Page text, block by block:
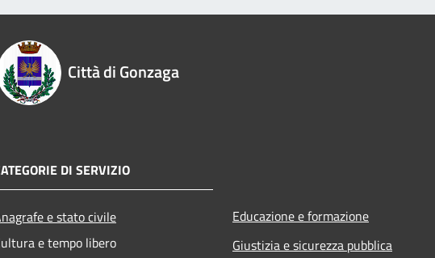
Città di Gonzaga
DI SERVIZIO
e stato civile
e tempo libero
Educazione e formazione
Giustizia e sicurezza pubblica